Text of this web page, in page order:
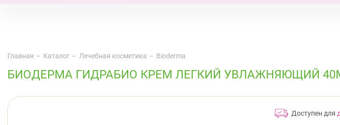
Главная Каталог Лечебная косметика Bioderma
БИОДЕРМА ГИДРАБИО КРЕМ ЛЕГКИЙ УВЛАЖНЯЮЩИЙ
Доступен для